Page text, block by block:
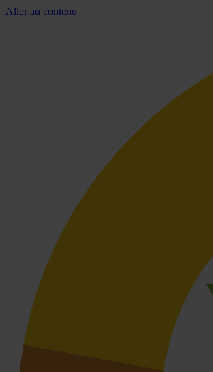
Aller au contenu